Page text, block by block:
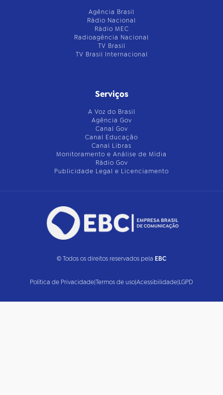
Agência Brasil
Rádio Nacional
Rádio MEC
Radioagência Nacional
TV Brasil
TV Brasil Internacional
Serviços
A Voz do Brasil
Agência Gov
Canal Gov
Canal Educação
Canal Libras
Monitoramento e Análise de Mídia
Rádio Gov
Publicidade Legal e Licenciamento
© Todos os direitos reservados pela EBC
Política de Privacidade|Termos de uso|Acessibilidade|LGPD